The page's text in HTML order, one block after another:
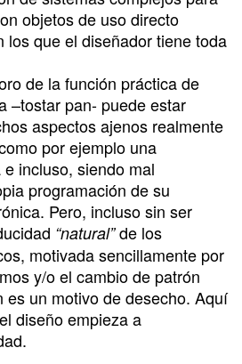
objetos de uso directo
los que el diseñador tiene toda
de la función práctica de
–tostar pan- puede estar
aspectos ajenos realmente
por ejemplo una
incluso, siendo mal
programación de su
Pero, incluso sin ser
“natural”de los
motivada sencillamente por
y/o el cambio de patrón
es un motivo de desecho. Aquí
diseño empieza a